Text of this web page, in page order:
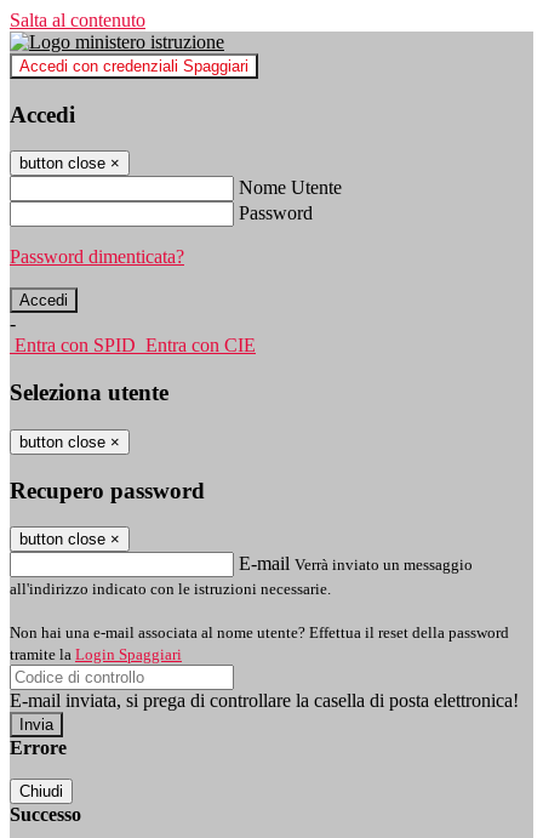
Salta al contenuto
Accedi con credenziali Spaggiari
Accedi
button close ×
Nome Utente
Password
Password dimenticata?
-
Entra con SPID Entra con CIE
Seleziona utente
button close ×
Recupero password
button close ×
E-mail Verrà inviato un messaggio
all'indirizzo indicato con le istruzioni necessarie.
Non hai una e-mail associata al nome utente? Effettua il reset della password
tramite la Login Spaggiari
E-mail inviata, si prega di controllare la casella di posta elettronica!
Errore
Chiudi
Successo